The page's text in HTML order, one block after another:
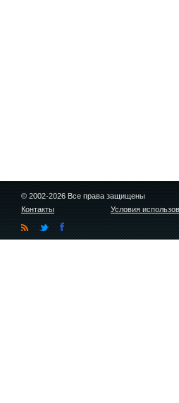
© 2002-2026 Все права защищены
Контакты
Условия